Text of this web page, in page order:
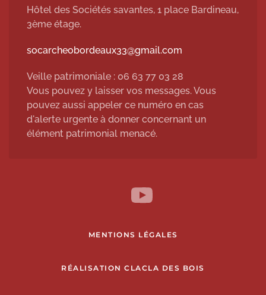
Hôtel des Sociétés savantes, 1 place Bardineau,
3ème étage.
socarcheobordeaux33@gmail.com
Veille patrimoniale : 06 63 77 03 28
Vous pouvez y laisser vos messages. Vous
pouvez aussi appeler ce numéro en cas
d'alerte urgente à donner concernant un
élément patrimonial menacé.
MENTIONS LÉGALES
RÉALISATION CLACLA DES BOIS